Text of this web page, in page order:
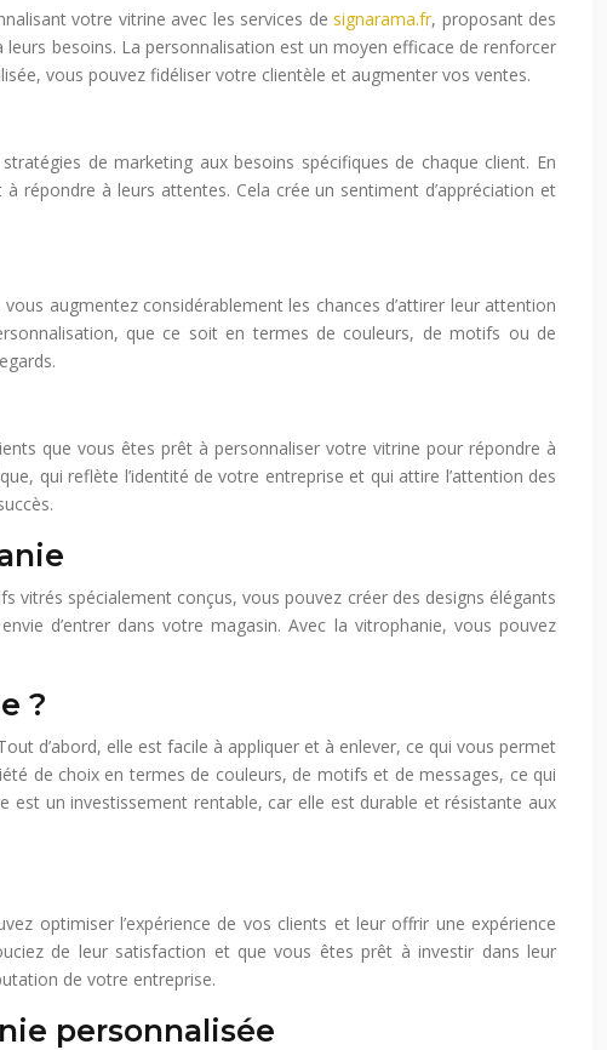
votre vitrine avec les services de signarama.fr, proposant des
besoins. La personnalisation est un moyen efficace de renforcer
vous pouvez fidéliser votre clientèle et augmenter vos ventes.
de marketing aux besoins spécifiques de chaque client. En
à leurs attentes. Cela crée un sentiment d’appréciation et
augmentez considérablement les chances d’attirer leur attention
que ce soit en termes de couleurs, de motifs ou de
que vous êtes prêt à personnaliser votre vitrine pour répondre à
qui reflète l’identité de votre entreprise et qui attire l’attention des
vitrés spécialement conçus, vous pouvez créer des designs élégants
d’entrer dans votre magasin. Avec la vitrophanie, vous pouvez
?
d’abord, elle est facile à appliquer et à enlever, ce qui vous permet
de choix en termes de couleurs, de motifs et de messages, ce qui
un investissement rentable, car elle est durable et résistante aux
optimiser l’expérience de vos clients et leur offrir une expérience
de leur satisfaction et que vous êtes prêt à investir dans leur
de votre entreprise.
personnalisée